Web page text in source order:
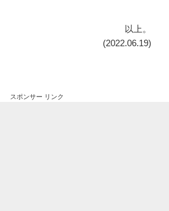
以上。
(2022.06.19)
スポンサー リンク